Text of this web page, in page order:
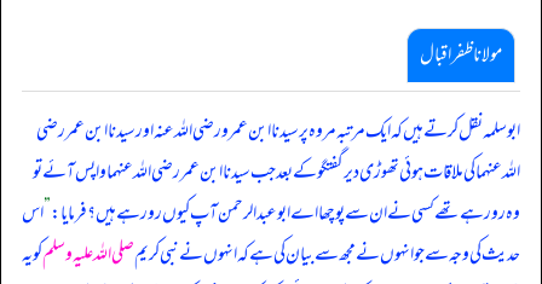
مولانا ظفر اقبال
ابوسلمہ نقل کرتے ہیں کہ ایک مرتبہ مروہ پر سیدنا ابن عمرو رضی اللہ عنہ اور سیدنا ابن عمر رضی
اللہ عنہما کی ملاقات ہوئی تھوڑی دیر گفتگو کے بعدجب سیدنا ابن عمر رضی اللہ عنہما واپس آئے تو
وہ رو رہے تھے کسی نے ان سے پوچھا اے ابوعبدالرحمن آپ کیوں رو رہے ہیں؟ فرمایا:”اس
حدیث کی وجہ سے جو انہوں نے مجھ سے بیان کی ہے کہ انہوں نے نبی کریمصلی اللہ علیہ وسلمکو یہ